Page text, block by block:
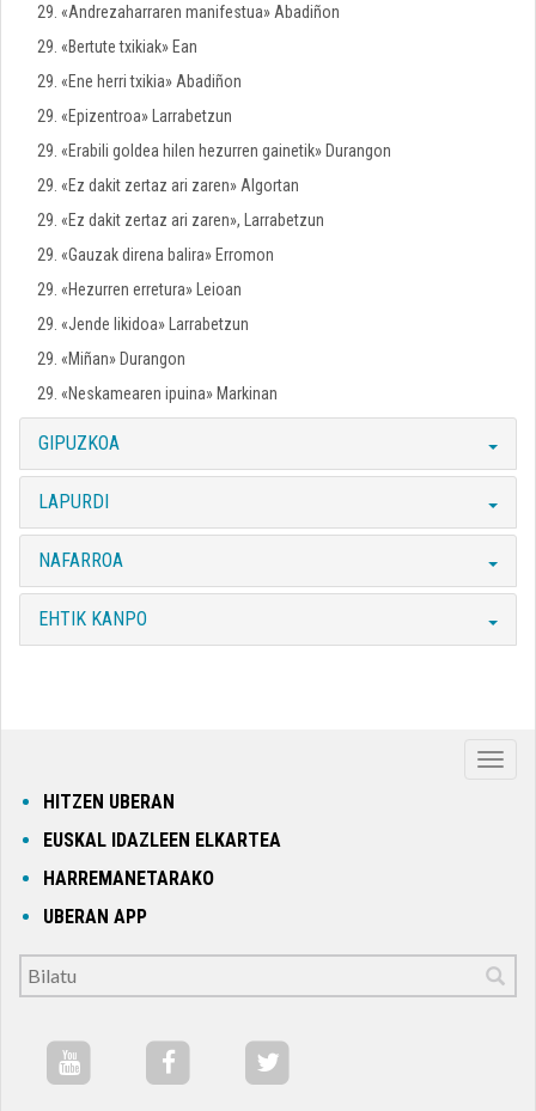
29. «Andrezaharraren manifestua» Abadiñon
29. «Bertute txikiak» Ean
29. «Ene herri txikia» Abadiñon
29. «Epizentroa» Larrabetzun
29. «Erabili goldea hilen hezurren gainetik» Durangon
29. «Ez dakit zertaz ari zaren» Algortan
29. «Ez dakit zertaz ari zaren», Larrabetzun
29. «Gauzak direna balira» Erromon
29. «Hezurren erretura» Leioan
29. «Jende likidoa» Larrabetzun
29. «Miñan» Durangon
29. «Neskamearen ipuina» Markinan
GIPUZKOA
LAPURDI
NAFARROA
EHTIK KANPO
HITZEN UBERAN
EUSKAL IDAZLEEN ELKARTEA
HARREMANETARAKO
UBERAN APP